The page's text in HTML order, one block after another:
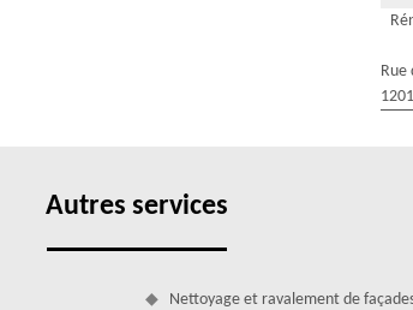
Rue
Autres services
Nettoyage et ravalement de